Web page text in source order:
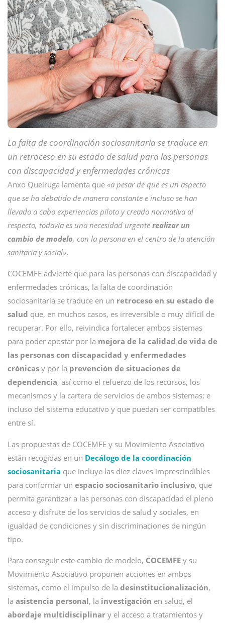
La falta de coordinación sociosanitaria se traduce en
un retroceso en su estado de salud para las personas
con discapacidad y enfermedades crónicas
Anxo Queiruga lamenta que «a pesar de que es un aspecto
que se ha debatido de manera constante e incluso se han
llevado a cabo experiencias piloto y creado normativa al
respecto, todavía es una necesidad urgente realizar un
cambio de modelo, con la persona en el centro de la atención
sanitaria y social».
COCEMFE advierte que para las personas con discapacidad y
enfermedades crónicas, la falta de coordinación
sociosanitaria se traduce en un retroceso en su estado de
salud que, en muchos casos, es irreversible o muy difícil de
recuperar. Por ello, reivindica fortalecer ambos sistemas
para poder apostar por la mejora de la calidad de vida de
las personas con discapacidad y enfermedades
crónicas y por la prevención de situaciones de
dependencia, así como el refuerzo de los recursos, los
mecanismos y la cartera de servicios de ambos sistemas; e
incluso del sistema educativo y que puedan ser compatibles
entre sí.
Las propuestas de COCEMFE y su Movimiento Asociativo
están recogidas en un Decálogo de la coordinación
sociosanitaria que incluye las diez claves imprescindibles
para conformar un espacio sociosanitario inclusivo, que
permita garantizar a las personas con discapacidad el pleno
acceso y disfrute de los servicios de salud y sociales, en
igualdad de condiciones y sin discriminaciones de ningún
tipo.
Para conseguir este cambio de modelo, COCEMFE y su
Movimiento Asociativo proponen acciones en ambos
sistemas, como el impulso de la desinstitucionalización,
la asistencia personal, la investigación en salud, el
abordaje multidisciplinar y el acceso a tratamientos y